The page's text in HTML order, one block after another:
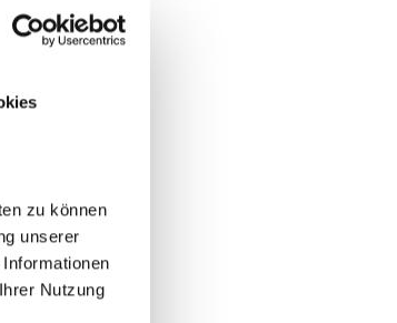
zu können
unserer
Nutzung